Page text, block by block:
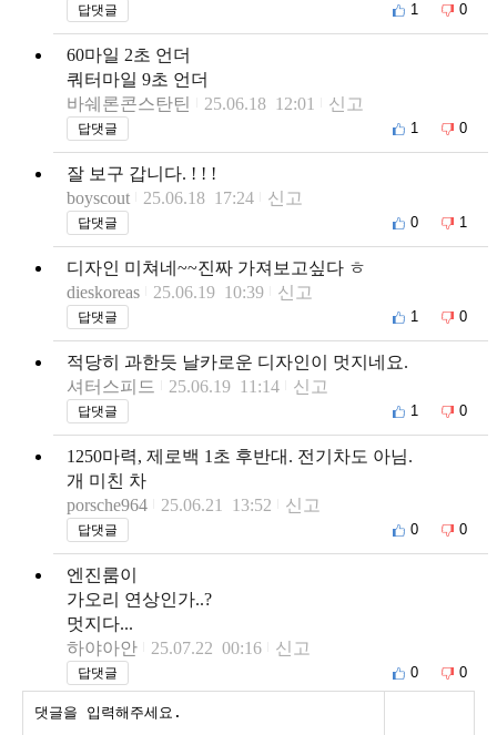
답댓글 1 0
60마일 2초 언더
쿼터마일 9초 언더
바쉐론콘스탄틴
25.06.18 12:01 신고
답댓글 1 0
잘 보구 갑니다. ! ! !
boyscout
25.06.18 17:24 신고
답댓글 0 1
디자인 미쳐네~~진짜 가져보고싶다 ㅎ
dieskoreas
25.06.19 10:39 신고
답댓글 1 0
적당히 과한듯 날카로운 디자인이 멋지네요.
셔터스피드
25.06.19 11:14 신고
답댓글 1 0
1250마력, 제로백 1초 후반대. 전기차도 아님.
개 미친 차
porsche964
25.06.21 13:52 신고
답댓글 0 0
엔진룸이
가오리 연상인가..?
멋지다...
하야아안
25.07.22 00:16 신고
답댓글 0 0